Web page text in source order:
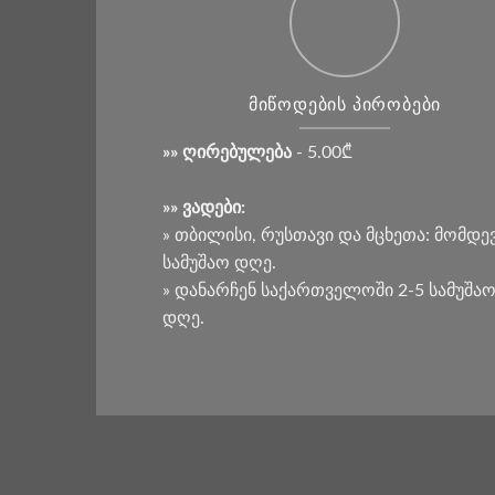
ᲛᲘᲬᲝᲓᲔᲑᲘᲡ ᲞᲘᲠᲝᲑᲔᲑᲘ
»» ღირებულება - 5.00₾
»» ვადები:
» თბილისი, რუსთავი და მცხეთა:
სამუშაო დღე.
» დანარჩენ საქართველოში 2-5 სამუშაო
დღე.